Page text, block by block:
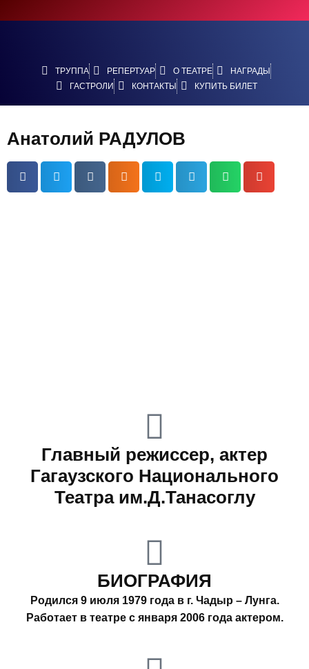
ТРУППА РЕПЕРТУАР О ТЕАТРЕ
НАГРАДЫ
ГАСТРОЛИ
КОНТАКТЫ КУПИТЬ БИЛЕТ
Анатолий РАДУЛОВ
Главный режиссер, актер
Гагаузского Национального
Театра им.Д.Танасоглу
БИОГРАФИЯ
Родился 9 июля 1979 года в г. Чадыр – Лунга.
Работает в театре с января 2006 года актером.